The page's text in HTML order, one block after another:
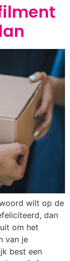
wilt op de
dan
om het
van je
best een